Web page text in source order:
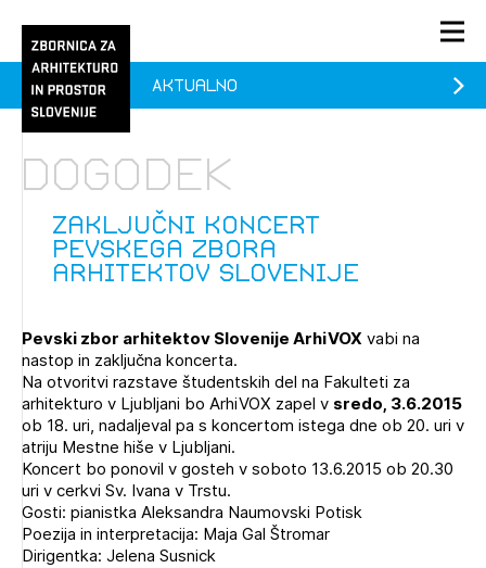
PRIJAVA
Članstvo
O ZAPS
1/1
Pozdravljeni
PRIJAVITE SE
Zaključni koncert
Pevskega zbora
arhitektov Slovenije
Dogodek
Aktualno
Pevski zbor arhitektov Slovenije ArhiVOX vabi na
nastop in zaključna koncerta.
Na otvoritvi razstave študentskih del na Fakulteti za
arhitekturo v Ljubljani bo ArhiVOX zapel v sredo, 3.6.2015
ob 18. uri, nadaljeval pa s koncertom istega dne ob 20. uri v
atriju Mestne hiše v Ljubljani.
Koncert bo ponovil v gosteh v soboto 13.6.2015 ob 20.30
uri v cerkvi Sv. Ivana v Trstu.
Gosti: pianistka Aleksandra Naumovski Potisk
Poezija in interpretacija: Maja Gal Štromar
Dirigentka: Jelena Susnick
1/1
prijava
PRIJAVITE SE
1/2
Prijava na novičnik
Novičnike vam bomo pošiljali na vaš elektronski naslov.
Mesečni novičnik
Novičnik izobraževanj
Novičnik natečajev
Tedenski novičnik javnih naročil